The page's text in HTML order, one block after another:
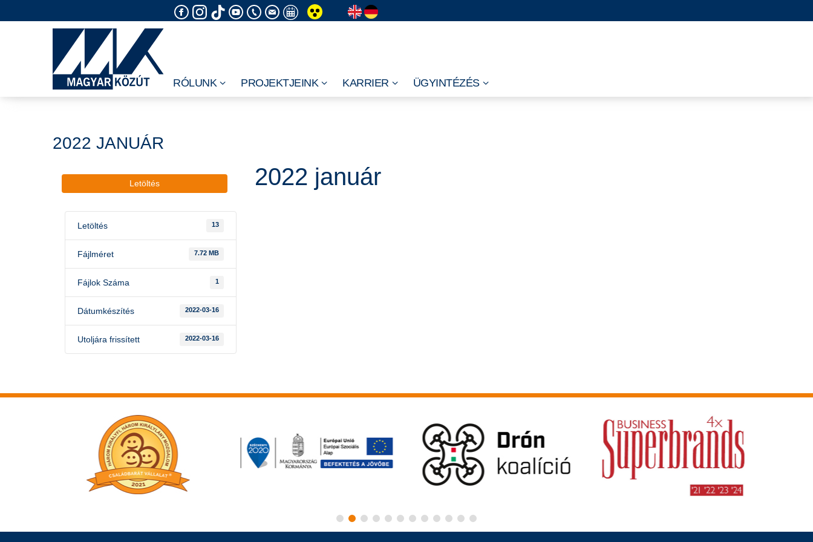
to
RÓLUNK PROJEKTJEINK KARRIER ÜGYINTÉZÉS
2022 JANUÁR
Letöltés
Letöltés 13
Fájlméret 7.72 MB
Fájlok Száma 1
Dátumkészítés 2022-03-16
Utoljára frissített 2022-03-16
2022 január